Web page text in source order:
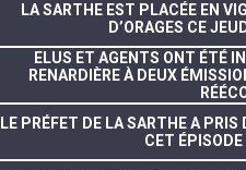
LA SARTHE EST PLACÉE EN
D’ORAGES CE
ELUS ET AGENTS ONT ÉTÉ
RENARDIÈRE À DEUX
LE PRÉFET DE LA SARTHE A PRIS
CET